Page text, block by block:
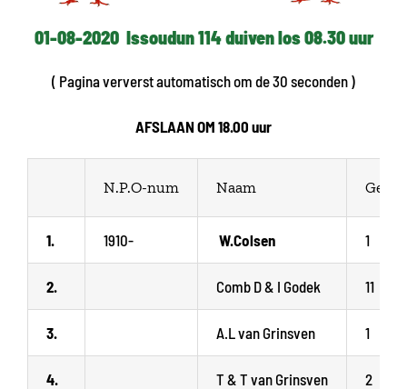
01-08-2020 Issoudun 114 duiven los 08.30 uur
( Pagina ververst automatisch om de 30 seconden )
AFSLAAN OM 18.00 uur
N.P.O-num Naam Get
1. 1910- W.Colsen 1
2. Comb D & I Godek 11
3. A.L van Grinsven 1
4. T & T van Grinsven 2